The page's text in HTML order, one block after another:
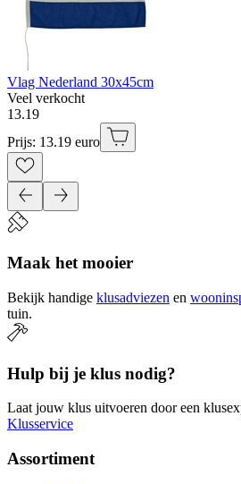
Vlag Nederland 30x45cm
Veel verkocht
13.19
Prijs: 13.19 euro
Maak het mooier
Bekijk handige klusadviezen en
tuin.
Hulp bij je klus nodig?
Laat jouw klus uitvoeren door een
Klusservice
Assortiment